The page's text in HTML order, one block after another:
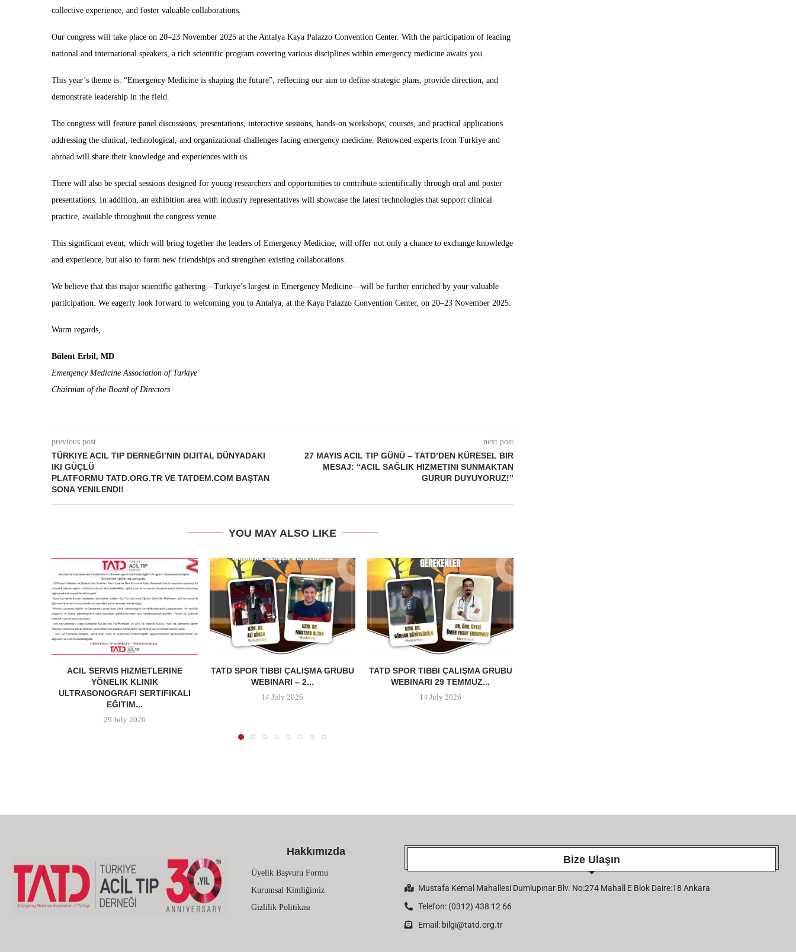
collective experience, and foster valuable collaborations.
Our congress will take place on 20–23 November 2025 at the Antalya Kaya Palazzo Convention Center. With the participation of leading
national and international speakers, a rich scientific program covering various disciplines within emergency medicine awaits you.
This year’s theme is: “Emergency Medicine is shaping the future”, reflecting our aim to define strategic plans, provide direction, and
demonstrate leadership in the field.
The congress will feature panel discussions, presentations, interactive sessions, hands-on workshops, courses, and practical applications
addressing the clinical, technological, and organizational challenges facing emergency medicine. Renowned experts from Turkiye and
abroad will share their knowledge and experiences with us.
There will also be special sessions designed for young researchers and opportunities to contribute scientifically through oral and poster
presentations. In addition, an exhibition area with industry representatives will showcase the latest technologies that support clinical
practice, available throughout the congress venue.
This significant event, which will bring together the leaders of Emergency Medicine, will offer not only a chance to exchange knowledge
and experience, but also to form new friendships and strengthen existing collaborations.
We believe that this major scientific gathering—Turkiye’s largest in Emergency Medicine—will be further enriched by your valuable
participation. We eagerly look forward to welcoming you to Antalya, at the Kaya Palazzo Convention Center, on 20–23 November 2025.
Warm regards,
Bülent Erbil, MD
Emergency Medicine Association of Turkiye
Chairman of the Board of Directors
previous post
TÜRKIYE ACIL TIP DERNEĞI’NIN DIJITAL DÜNYADAKI
IKI GÜÇLÜ
PLATFORMU TATD.ORG.TR VE TATDEM.COM BAŞTAN
SONA YENILENDI!
next post
27 MAYIS ACIL TIP GÜNÜ – TATD’DEN KÜRESEL BIR
MESAJ: “ACIL SAĞLIK HIZMETINI SUNMAKTAN
GURUR DUYUYORUZ!”
YOU MAY ALSO LIKE
ACIL SERVIS HIZMETLERINE
YÖNELIK KLINIK
ULTRASONOGRAFI SERTIFIKALI
EĞITIM...
29 July 2026
TATD SPOR TIBBI ÇALIŞMA GRUBU
WEBINARI – 2...
14 July 2026
TATD SPOR TIBBI ÇALIŞMA GRUBU
WEBINARI 29 TEMMUZ...
14 July 2026
Hakkımızda
Üyelik Başvuru Formu
Kurumsal Kimliğimiz
Gizlilik Politikası
Bize Ulaşın
Mustafa Kemal Mahallesi Dumlupınar Blv. No:274 Mahall E Blok Daire:18 Ankara
Telefon: (0312) 438 12 66
Email: bilgi@tatd.org.tr